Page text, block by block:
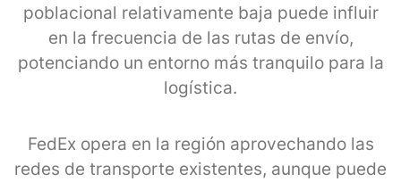
poblacional relativamente baja puede influir
en la frecuencia de las rutas de envío,
potenciando un entorno más tranquilo para la
logística.
FedEx opera en la región aprovechando las
redes de transporte existentes, aunque puede